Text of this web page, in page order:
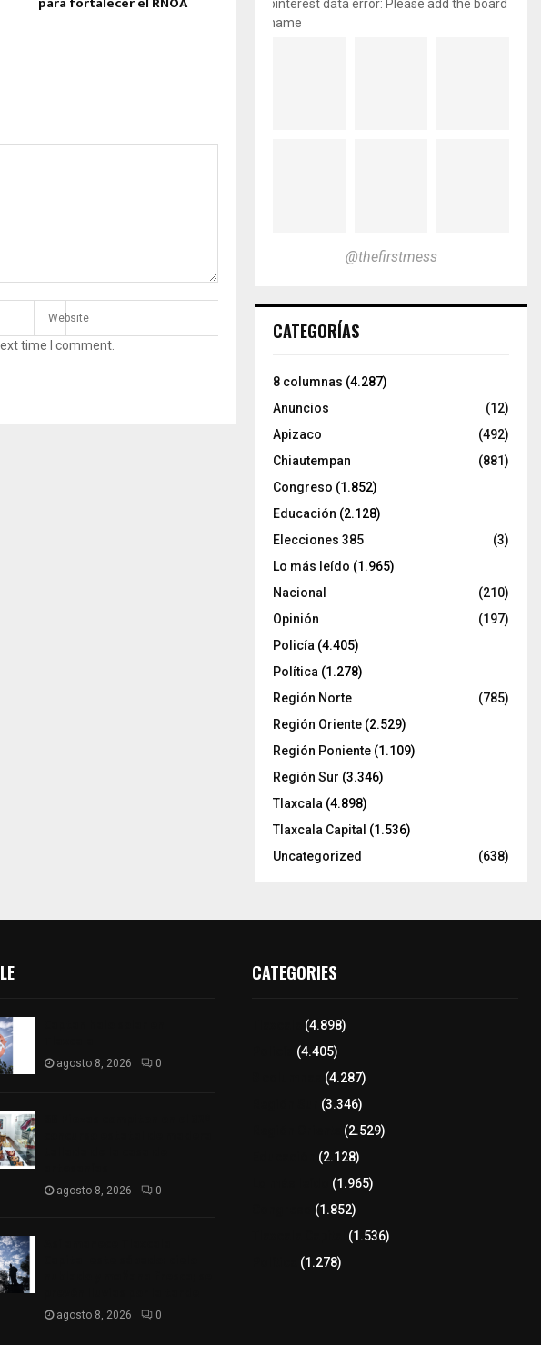
time I comment.
pinterest data error: Please add the board
name
@thefirstmess
CATEGORÍAS
8 columnas (4.287)
Anuncios
(12)
Apizaco
(492)
Chiautempan
(881)
Congreso (1.852)
Educación (2.128)
Elecciones 385
(3)
Lo más leído (1.965)
Nacional
(210)
Opinión
(197)
Policía (4.405)
Política (1.278)
Región Norte
(785)
Región Oriente (2.529)
Región Poniente (1.109)
Región Sur (3.346)
Tlaxcala (4.898)
Tlaxcala Capital (1.536)
Uncategorized
(638)
agosto 8, 2026 0
agosto 8, 2026 0
agosto 8, 2026 0
CATEGORIES
(4.898)
(4.405)
(4.287)
(3.346)
(2.529)
(2.128)
(1.965)
(1.852)
(1.536)
(1.278)